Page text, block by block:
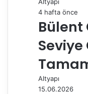
a
ş
4 hafta önce
Bülent
Seviye
Altyapı
15.06.2026